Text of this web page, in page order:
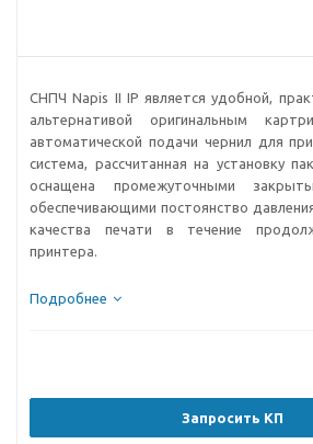
СНПЧ Napis II IP является удобной,
альтернативой оригинальным
автоматической подачи чернил для
система, рассчитанная на установку
оснащена промежуточными
обеспечивающими постоянство
качества печати в течение
принтера.
Подробнее
Запросить КП